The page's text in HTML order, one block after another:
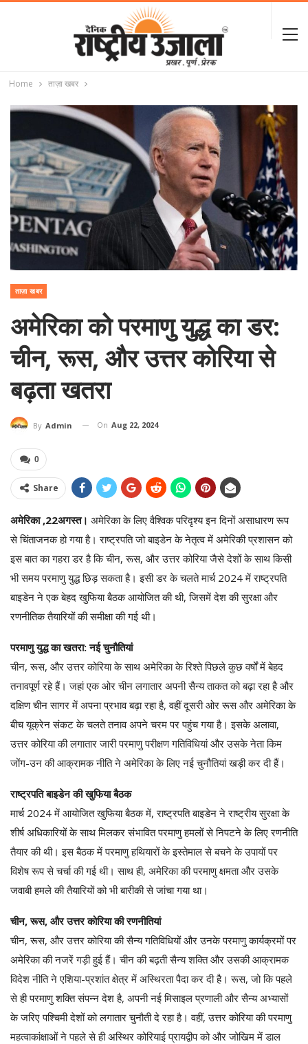
Home ताज़ा खबर
ताज़ा खबर
अमेरिका को परमाणु युद्ध का डर:
चीन, रूस, और उत्तर कोरिया से
बढ़ता खतरा
By Admin On Aug 22, 2024
0
Share
अमेरिका ,22अगस्त। अमेरिका के लिए वैश्विक परिदृश्य इन दिनों असाधारण रूप
से चिंताजनक हो गया है। राष्ट्रपति जो बाइडेन के नेतृत्व में अमेरिकी प्रशासन को
इस बात का गहरा डर है कि चीन, रूस, और उत्तर कोरिया जैसे देशों के साथ किसी
भी समय परमाणु युद्ध छिड़ सकता है। इसी डर के चलते मार्च 2024 में राष्ट्रपति
बाइडेन ने एक बेहद खुफिया बैठक आयोजित की थी, जिसमें देश की सुरक्षा और
रणनीतिक तैयारियों की समीक्षा की गई थी।
परमाणु युद्ध का खतरा: नई चुनौतियां
चीन, रूस, और उत्तर कोरिया के साथ अमेरिका के रिश्ते पिछले कुछ वर्षों में बेहद
तनावपूर्ण रहे हैं। जहां एक ओर चीन लगातार अपनी सैन्य ताकत को बढ़ा रहा है और
दक्षिण चीन सागर में अपना प्रभाव बढ़ा रहा है, वहीं दूसरी ओर रूस और अमेरिका के
बीच यूक्रेन संकट के चलते तनाव अपने चरम पर पहुंच गया है। इसके अलावा,
उत्तर कोरिया की लगातार जारी परमाणु परीक्षण गतिविधियां और उसके नेता किम
जोंग-उन की आक्रामक नीति ने अमेरिका के लिए नई चुनौतियां खड़ी कर दी हैं।
राष्ट्रपति बाइडेन की खुफिया बैठक
मार्च 2024 में आयोजित खुफिया बैठक में, राष्ट्रपति बाइडेन ने राष्ट्रीय सुरक्षा के
शीर्ष अधिकारियों के साथ मिलकर संभावित परमाणु हमलों से निपटने के लिए रणनीति
तैयार की थी। इस बैठक में परमाणु हथियारों के इस्तेमाल से बचने के उपायों पर
विशेष रूप से चर्चा की गई थी। साथ ही, अमेरिका की परमाणु क्षमता और उसके
जवाबी हमले की तैयारियों को भी बारीकी से जांचा गया था।
चीन, रूस, और उत्तर कोरिया की रणनीतियां
चीन, रूस, और उत्तर कोरिया की सैन्य गतिविधियों और उनके परमाणु कार्यक्रमों पर
अमेरिका की नजरें गड़ी हुई हैं। चीन की बढ़ती सैन्य शक्ति और उसकी आक्रामक
विदेश नीति ने एशिया-प्रशांत क्षेत्र में अस्थिरता पैदा कर दी है। रूस, जो कि पहले
से ही परमाणु शक्ति संपन्न देश है, अपनी नई मिसाइल प्रणाली और सैन्य अभ्यासों
के जरिए पश्चिमी देशों को लगातार चुनौती दे रहा है। वहीं, उत्तर कोरिया की परमाणु
महत्वाकांक्षाओं ने पहले से ही अस्थिर कोरियाई प्रायद्वीप को और जोखिम में डाल